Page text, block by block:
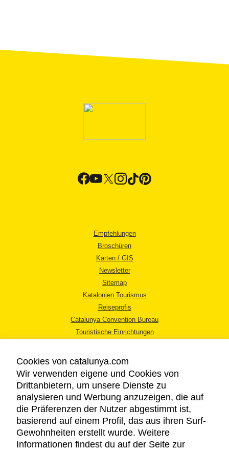
Empfehlungen
Broschüren
Karten / GIS
Newsletter
Sitemap
Katalonien Tourismus
Reiseprofis
Catalunya Convention Bureau
Touristische Einrichtungen
RECHTLICHER HINWEIS
DATENSCHUTZICHTLINIE
COOKIES
Cookies von catalunya.com
Wir verwenden eigene und Cookies von
Drittanbietern, um unsere Dienste zu
analysieren und Werbung anzuzeigen, die auf
die Präferenzen der Nutzer abgestimmt ist,
basierend auf einem Profil, das aus ihren Surf-
Gewohnheiten erstellt wurde. Weitere
Informationen findest du auf der Seite zur